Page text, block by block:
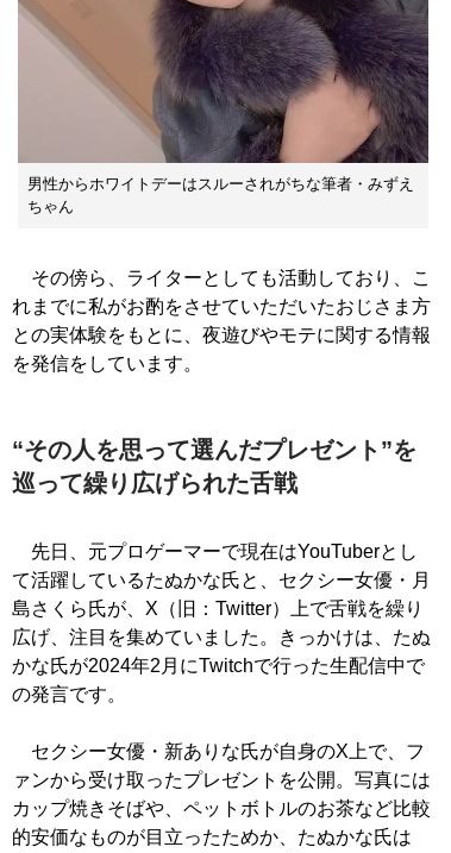
男性からホワイトデーはスルーされがちな筆者・みずえ
ちゃん
その傍ら、ライターとしても活動しており、こ
れまでに私がお酌をさせていただいたおじさま方
との実体験をもとに、夜遊びやモテに関する情報
を発信をしています。
“その人を思って選んだプレゼント”を
巡って繰り広げられた舌戦
先日、元プロゲーマーで現在はYouTuberとし
て活躍しているたぬかな氏と、セクシー女優・月
島さくら氏が、X（旧：Twitter）上で舌戦を繰り
広げ、注目を集めていました。きっかけは、たぬ
かな氏が2024年2月にTwitchで行った生配信中で
の発言です。
セクシー女優・新ありな氏が自身のX上で、フ
ァンから受け取ったプレゼントを公開。写真には
カップ焼きそばや、ペットボトルのお茶など比較
的安価なものが目立ったためか、たぬかな氏は